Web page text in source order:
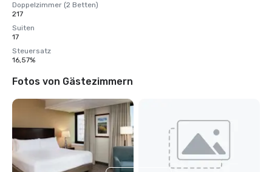
Doppelzimmer (2 Betten)
217
Suiten
17
Steuersatz
16,57%
Fotos von Gästezimmern